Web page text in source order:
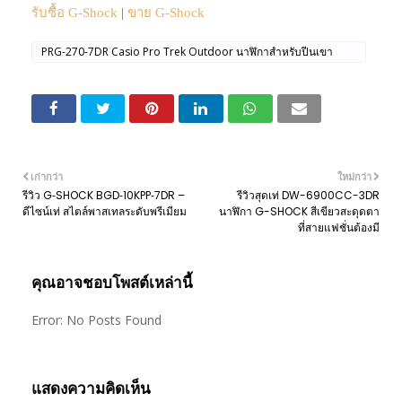
รับซื้อ G-Shock | ขาย G-Shock
PRG-270-7DR Casio Pro Trek Outdoor นาฬิกาสำหรับปีนเขา
ใหม่กว่า
รีวิวสุดเท่ DW-6900CC-3DR
นาฬิกา G-SHOCK สีเขียวสะดุดตา
ที่สายแฟชั่นต้องมี
เก่ากว่า
รีวิว G‑SHOCK BGD‑10KPP‑7DR –
ดีไซน์เท่ สไตล์พาสเทลระดับพรีเมียม
คุณอาจชอบโพสต์เหล่านี้
Error: No Posts Found
แสดงความคิดเห็น